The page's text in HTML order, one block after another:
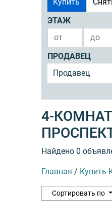
ЭТАЖ
ПРОДАВЕЦ
Продавец
4-
Найдено 0
Главная / Купить
Сортировать по